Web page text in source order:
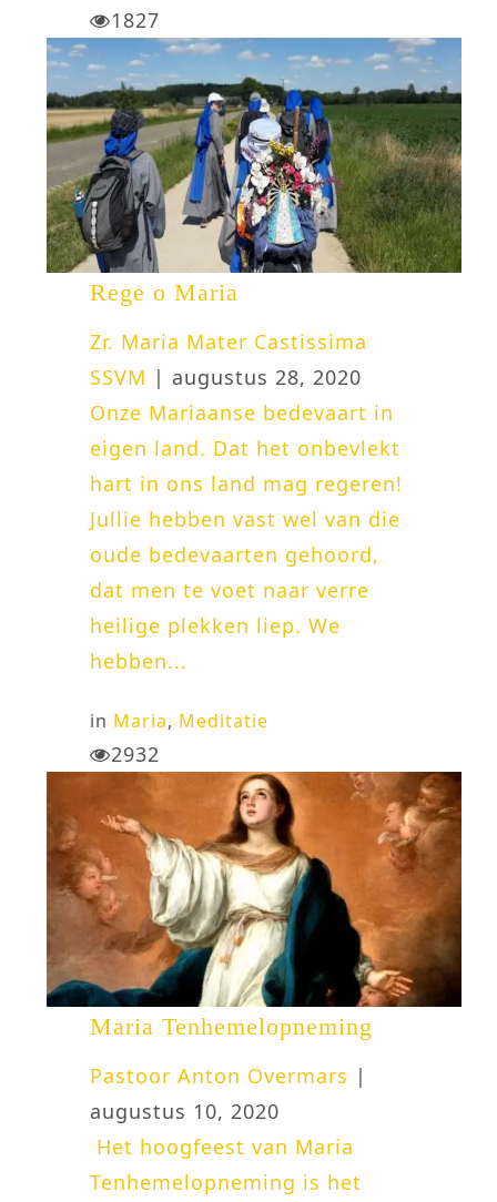
1827
Rege o Maria
Zr. Maria Mater Castissima
SSVM | augustus 28, 2020
Onze Mariaanse bedevaart in
eigen land. Dat het onbevlekt
hart in ons land mag regeren!
Jullie hebben vast wel van die
oude bedevaarten gehoord,
dat men te voet naar verre
heilige plekken liep. We
hebben...
in Maria, Meditatie
2932
Maria Tenhemelopneming
Pastoor Anton Overmars |
augustus 10, 2020
Het hoogfeest van Maria
Tenhemelopneming is het